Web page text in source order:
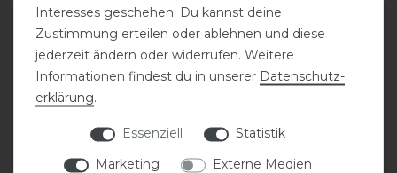
-35%
Interesses geschehen. Du kannst deine
Zustimmung erteilen oder ablehnen und diese
jederzeit ändern oder widerrufen. Weitere
Informationen findest du in unserer Daten­schutz­
erklärung.
Essenziell
Statistik
Marketing
Externe Medien